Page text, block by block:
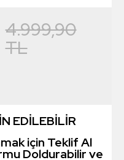
4.999,90
TL
EDİLEBİLİR
için Teklif Al
Doldurabilir ve